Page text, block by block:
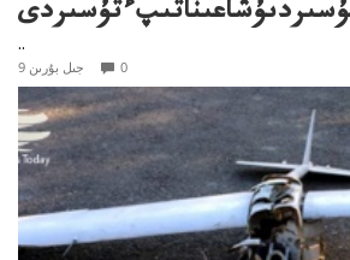
..
9 جىل بۇرىن 0